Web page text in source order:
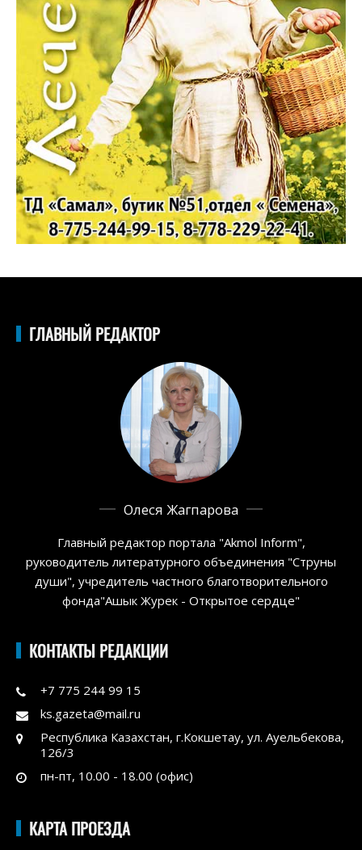
ГЛАВНЫЙ РЕДАКТОР
Олеся Жагпарова
Главный редактор портала "Akmol Inform",
руководитель литературного объединения "Струны
души", учредитель частного благотворительного
фонда"Ашык Журек - Открытое сердце"
КОНТАКТЫ РЕДАКЦИИ
+7 775 244 99 15
ks.gazeta@mail.ru
Республика Казахстан, г.Кокшетау, ул. Ауельбекова,
126/3
пн-пт, 10.00 - 18.00 (офис)
КАРТА ПРОЕЗДА